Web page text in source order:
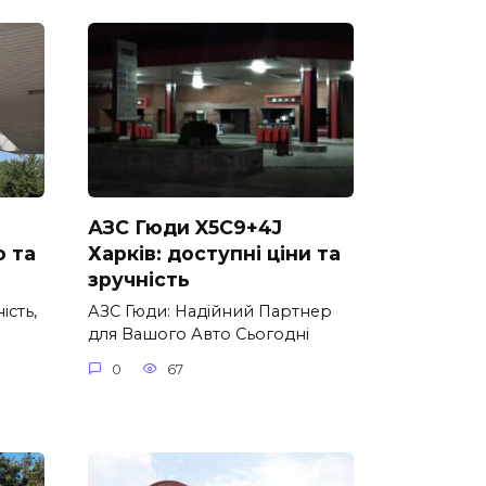
та
АЗС Гюди X5C9+4J
Харків: доступні ціни та
зручність
АЗС Гюди: Надійний Партнер
для Вашого Авто Сьогодні
0 67